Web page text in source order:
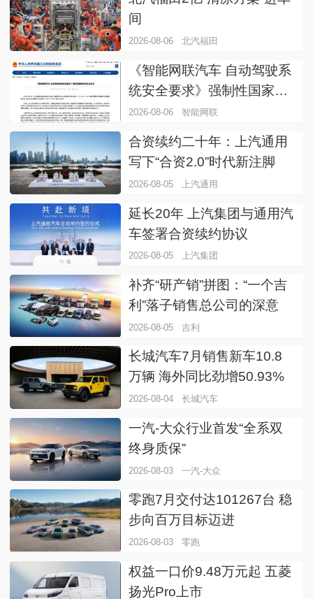
间
2026-08-06 北汽福田
《智能网联汽车 自动驾驶系
统安全要求》强制性国家标
准正式发布
2026-08-06 智能网联
合资续约二十年：上汽通用
写下“合资2.0”时代新注脚
2026-08-05 上汽通用
延长20年 上汽集团与通用汽
车签署合资续约协议
2026-08-05 上汽集团
补齐“研产销”拼图：“一个吉
利”落子销售总公司的深意
2026-08-05 吉利
长城汽车7月销售新车10.8
万辆 海外同比劲增50.93%
2026-08-04 长城汽车
一汽-大众行业首发“全系双
终身质保”
2026-08-03 一汽-大众
零跑7月交付达101267台 稳
步向百万目标迈进
2026-08-03 零跑
权益一口价9.48万元起 五菱
扬光Pro上市